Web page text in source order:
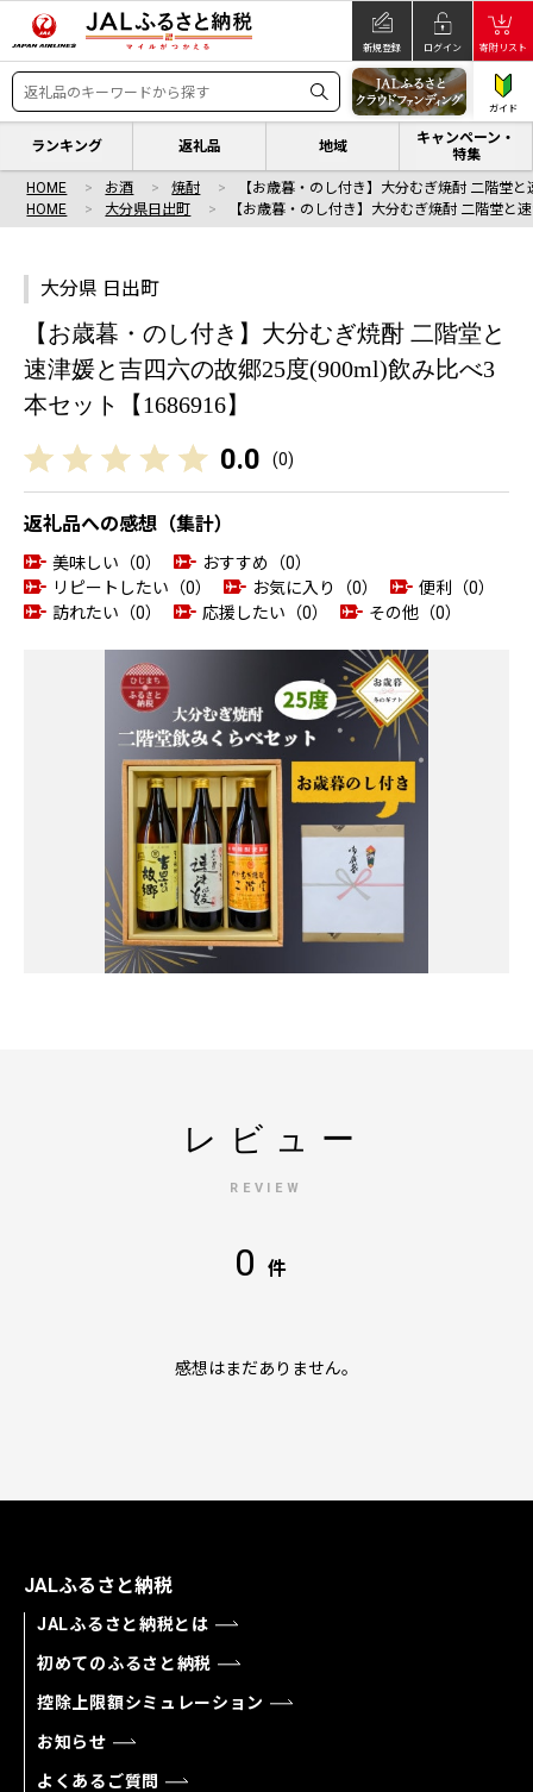
新規登録 ログイン 寄附リスト
ガイド
ランキング 返礼品 地域
キャンペーン・
特集
HOME お酒 焼酎
【お歳暮・のし付き】大分むぎ焼酎 二階堂
HOME
大分県日出町 【お歳暮・のし付き】大分むぎ焼酎 二階堂と
大分県 日出町
【お歳暮・のし付き】大分むぎ焼酎 二階堂と
速津媛と吉四六の故郷25度(900ml)飲み比べ3
本セット【1686916】
0.0 (0)
返礼品への感想（集計）
美味しい（0）
おすすめ（0）
リピートしたい（0）
お気に入り（0）
便利（0）
訪れたい（0）
応援したい（0） その他（0）
レビュー
REVIEW
0 件
感想はまだありません。
JALふるさと納税
JALふるさと納税とは
初めてのふるさと納税
控除上限額シミュレーション
お知らせ
よくあるご質問